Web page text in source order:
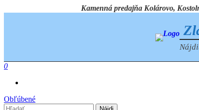
Kamenná predajňa Kolárovo,
0
Obľúbené
Hľadať: